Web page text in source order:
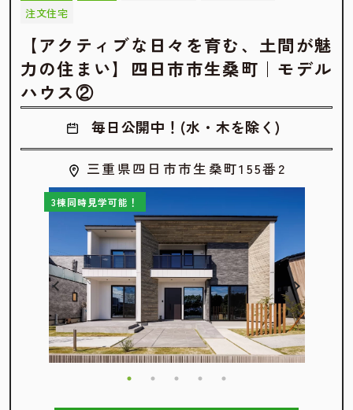
注文住宅
【アクティブな日々を育む、土間が魅
力の住まい】四日市市生桑町｜モデル
ハウス②
毎日公開中！(水・木を除く)
三重県四日市市生桑町155番2
3棟同時見学可能！